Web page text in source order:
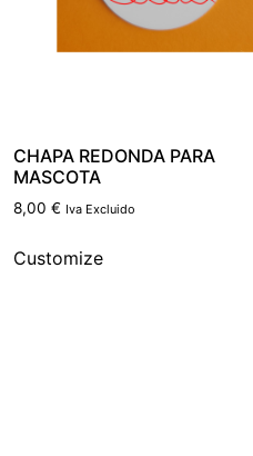
CHAPA REDONDA PARA
MASCOTA
8,00€ Iva Excluido
Customize